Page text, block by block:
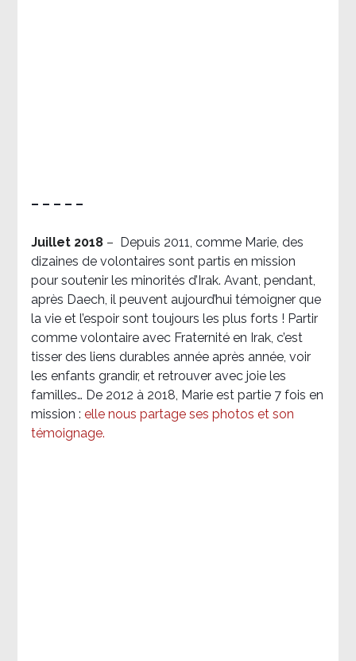
– – – – –
Juillet 2018 –
Depuis 2011, comme Marie, des
dizaines de volontaires sont partis en mission
pour soutenir les minorités d’Irak. Avant, pendant,
après Daech, il peuvent aujourd’hui témoigner que
la vie et l’espoir sont toujours les plus forts ! Partir
comme volontaire avec Fraternité en Irak, c’est
tisser des liens durables année après année, voir
les enfants grandir, et retrouver avec joie les
familles… De 2012 à 2018, Marie est partie 7 fois en
mission : elle nous partage ses photos et son
témoignage.